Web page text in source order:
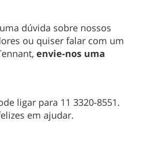
dúvida sobre nossos
ou quiser falar com um
envie-nos uma
ligar para 11 3320-8551.
em ajudar.